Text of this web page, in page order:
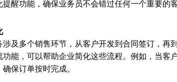
醒功能，确保业务员不会错过任何一个重要的
涉及多个销售环节，从客户开发到合同签订，再
功能，可以帮助企业简化这些流程。例如，当客
保订单按时完成。